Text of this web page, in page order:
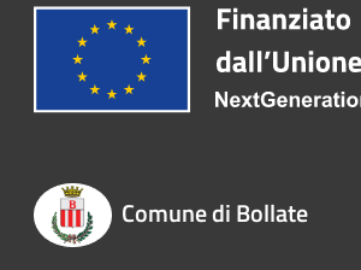
Comune di Bollate